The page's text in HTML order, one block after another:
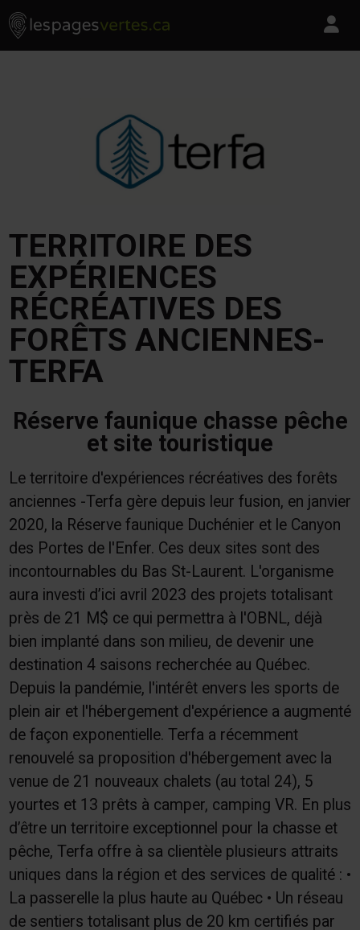
Skip to content
Les Pages Vertes - Go to homepage
TERRITOIRE DES
EXPÉRIENCES
RÉCRÉATIVES DES
FORÊTS ANCIENNES-
TERFA
Réserve faunique chasse pêche
et site touristique
Le territoire d'expériences récréatives des forêts
anciennes -Terfa gère depuis leur fusion, en janvier
2020, la Réserve faunique Duchénier et le Canyon
des Portes de l'Enfer. Ces deux sites sont des
incontournables du Bas St-Laurent. L'organisme
aura investi d’ici avril 2023 des projets totalisant
près de 21 M$ ce qui permettra à l'OBNL, déjà
bien implanté dans son milieu, de devenir une
destination 4 saisons recherchée au Québec.
Depuis la pandémie, l'intérêt envers les sports de
plein air et l'hébergement d'expérience a augmenté
de façon exponentielle. Terfa a récemment
renouvelé sa proposition d'hébergement avec la
venue de 21 nouveaux chalets (au total 24), 5
yourtes et 13 prêts à camper, camping VR. En plus
d’être un territoire exceptionnel pour la chasse et
pêche, Terfa offre à sa clientèle plusieurs attraits
uniques dans la région et des services de qualité : •
La passerelle la plus haute au Québec • Un réseau
de sentiers totalisant plus de 20 km certifiés par